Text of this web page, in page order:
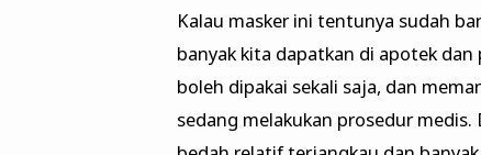
Kalau masker ini tentunya sudah
banyak kita dapatkan di apotek
boleh dipakai sekali saja, dan
sedang melakukan prosedur